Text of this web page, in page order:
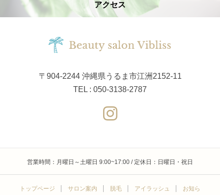
アクセス
〒904-2244 沖縄県うるま市江洲2152-11
TEL : 050-3138-2787
営業時間：月曜日～土曜日 9:00~17:00 / 定休日：日曜日・祝日
トップページ サロン案内 脱毛 アイラッシュ お知ら